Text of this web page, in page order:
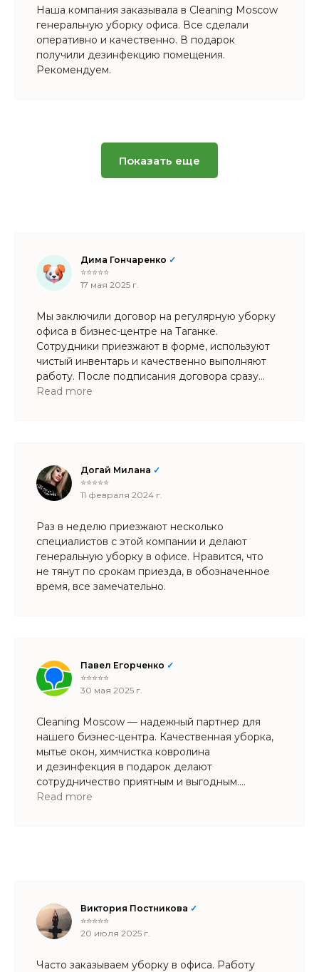
отношения с данной командой!
Наша компания заказывала в Cleaning Moscow
генеральную уборку офиса. Все сделали
оперативно и качественно. В подарок
получили дезинфекцию помещения.
Рекомендуем.
Показать еще
Дима Гончаренко ✓
⭐⭐⭐⭐⭐
17 мая 2025 г.
Мы заключили договор на регулярную уборку
офиса в бизнес-центре на Таганке.
Сотрудники приезжают в форме, используют
чистый инвентарь и качественно выполняют
работу. После подписания договора сразу
сделали генеральную уборку, включая
Read more
Догай Милана ✓
⭐⭐⭐⭐⭐
11 февраля 2024 г.
Раз в неделю приезжают несколько
специалистов с этой компании и делают
генеральную уборку в офисе. Нравится, что
не тянут по срокам приезда, в обозначенное
время, все замечательно.
​Павел Егорченко ✓
⭐⭐⭐⭐⭐
30 мая 2025 г.
Cleaning Moscow — надежный партнер для
нашего бизнес-центра. Качественная уборка,
мытье окон, химчистка ковролина
и дезинфекция в подарок делают
сотрудничество приятным и выгодным.
Рекомендуем!
Read more
Виктория Постникова ✓
⭐⭐⭐⭐⭐
20 июля 2025 г.
Часто заказываем уборку в офиса. Работу